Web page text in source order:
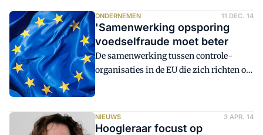
voedselfraude@consumentenbond.nl
kunnen ondernemers of werknemers uit
de levensmiddelensector vermoedens
van gesjoemel met vlees, gevogelte, vis,
zuivel of andere levensmiddelen
doorgeven. De Consumentenbond zal de
onderzoeken.
ONDERNEMEN 11 DEC. 14
'Samenwerking opsporing
voedselfraude moet beter
De samenwerking tussen controle-
organisaties in de EU die zich richten op
voedselveiligheid moet beter. Dat vinden
meerdere Europese landbouwministers
en de Europese Commissie.
NIEUWS 3 APR. 14
Hoogleraar focust op